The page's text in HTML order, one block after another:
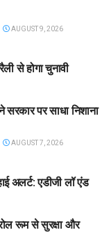
AUGUST 9, 2026
से होगा चुनावी
पर साधा निशाना
AUGUST 7, 2026
अलर्ट: एडीजी लॉ एंड
रूम से सुरक्षा और